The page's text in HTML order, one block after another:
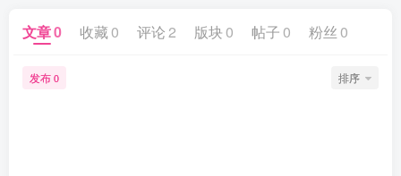
文章0 收藏 0 评论 2 版块 0 帖子 0 粉丝 0
发布 0 排序